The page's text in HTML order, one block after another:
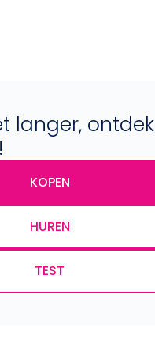
langer, ontdek
KOPEN
HUREN
TEST